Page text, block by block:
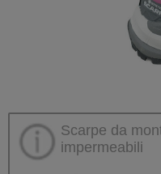
Scarpe da
impermeabili